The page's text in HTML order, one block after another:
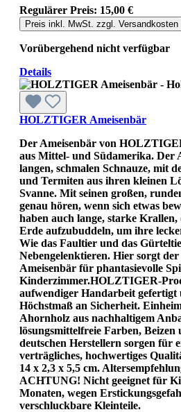
Regulärer Preis: 15,00 €
Preis inkl. MwSt. zzgl. Versandkosten
Vorübergehend nicht verfügbar
Details
HOLZTIGER Ameisenbär
Der Ameisenbär von
aus Mittel- und Südamerika. Der
langen, schmalen Schnauze, mit
und Termiten aus ihren kleinen
Svanne. Mit seinen großen,
genau hören, wenn sich etwas
haben auch lange, starke Krallen,
Erde aufzubuddeln, um ihre
Wie das Faultier und das
Nebengelenktieren. Hier sorgt
Ameisenbär für phantasievolle
Kinderzimmer.HOLZTIGER-
aufwendiger Handarbeit gefertigt
Höchstmaß an Sicherheit.
Ahornholz aus nachhaltigem
lösungsmittelfreie Farben, Beizen
deutschen Herstellern sorgen für
verträgliches, hochwertiges
14 x 2,3 x 5,5 cm.
ACHTUNG! Nicht geeignet für
Monaten, wegen
verschluckbare Kleinteile.